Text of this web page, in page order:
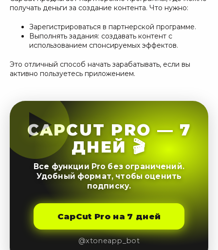
получать деньги за создание контента. Что нужно:
Зарегистрироваться в партнерской программе.
Выполнять задания: создавать контент с
использованием спонсируемых эффектов.
Это отличный способ начать зарабатывать, если вы
активно пользуетесь приложением.
CAPCUT PRO — 7
ДНЕЙ 🎬
Все функции Pro без ограничений.
Удобный формат, чтобы оценить
подписку.
CapCut Pro на 7 дней
@xtoneapp_bot